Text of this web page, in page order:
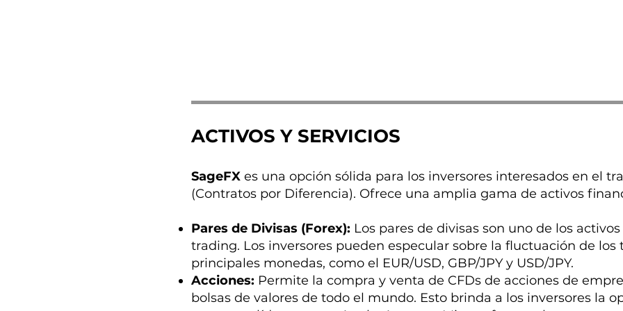
ACTIVOS Y SERVICIOS
SageFX es una opción sólida para los inversores interesados en el
(Contratos por Diferencia). Ofrece una amplia gama de activos
Pares de Divisas (Forex): Los pares de divisas son uno de los
trading. Los inversores pueden especular sobre la fluctuación de
principales monedas, como el EUR/USD, GBP/JPY y USD/JPY.
Acciones: Permite la compra y venta de CFDs de acciones de
bolsas de valores de todo el mundo. Esto brinda a los inversores la